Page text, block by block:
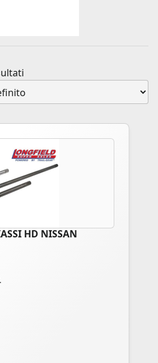
HD NISSAN